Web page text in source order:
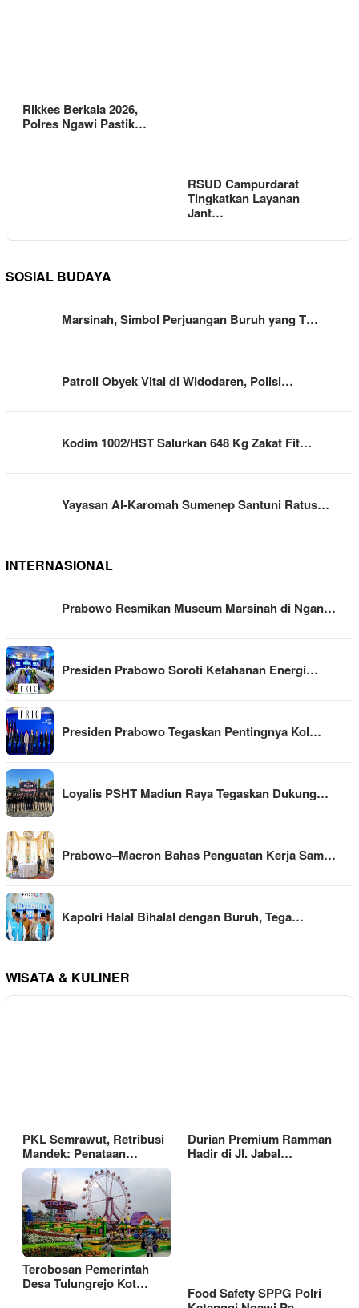
Rikkes Berkala 2026,
Polres Ngawi Pastik…
RSUD Campurdarat
Tingkatkan Layanan
Jant…
SOSIAL BUDAYA
Marsinah, Simbol Perjuangan Buruh yang T…
Patroli Obyek Vital di Widodaren, Polisi…
Kodim 1002/HST Salurkan 648 Kg Zakat Fit…
Yayasan Al-Karomah Sumenep Santuni Ratus…
INTERNASIONAL
Prabowo Resmikan Museum Marsinah di Ngan…
Presiden Prabowo Soroti Ketahanan Energi…
Presiden Prabowo Tegaskan Pentingnya Kol…
Loyalis PSHT Madiun Raya Tegaskan Dukung…
Prabowo–Macron Bahas Penguatan Kerja Sam…
Kapolri Halal Bihalal dengan Buruh, Tega…
WISATA & KULINER
PKL Semrawut, Retribusi
Mandek: Penataan…
Durian Premium Ramman
Hadir di Jl. Jabal…
Terobosan Pemerintah
Desa Tulungrejo Kot…
Food Safety SPPG Polri